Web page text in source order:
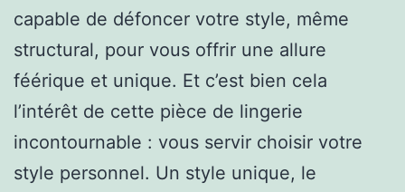
capable de défoncer votre style, même
structural, pour vous offrir une allure
féérique et unique. Et c’est bien cela
l’intérêt de cette pièce de lingerie
incontournable : vous servir choisir votre
style personnel. Un style unique, le